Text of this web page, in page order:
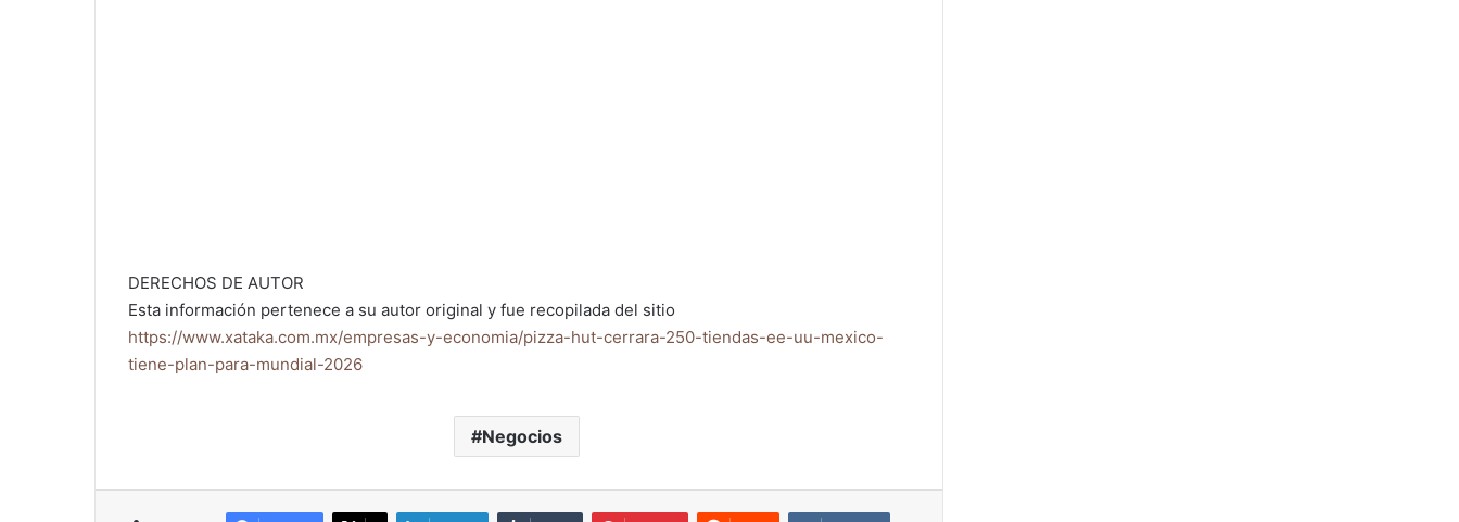
DERECHOS DE AUTOR
Esta información pertenece a su autor original y fue recopilada del sitio
https://www.xataka.com.mx/empresas-y-economia/pizza-hut-cerrara-250-tiendas-ee-uu-mexico-
tiene-plan-para-mundial-2026
Negocios